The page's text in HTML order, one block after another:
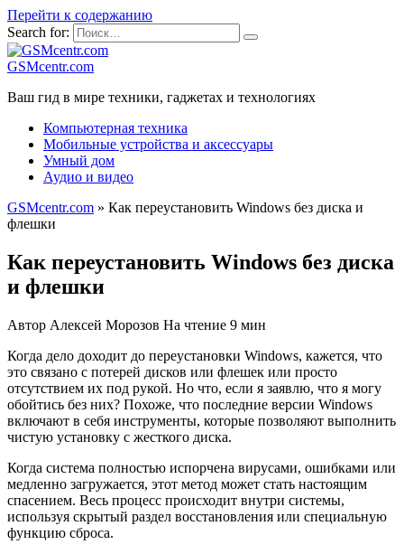
Перейти к содержанию
Search for:
GSMcentr.com
Ваш гид в мире техники, гаджетах и технологиях
Компьютерная техника
Мобильные устройства и аксессуары
Умный дом
Аудио и видео
GSMcentr.com » Как переустановить Windows без диска и
флешки
Как переустановить Windows без диска
и флешки
Автор Алексей Морозов На чтение 9 мин
Когда дело доходит до переустановки Windows, кажется, что
это связано с потерей дисков или флешек или просто
отсутствием их под рукой. Но что, если я заявлю, что я могу
обойтись без них? Похоже, что последние версии Windows
включают в себя инструменты, которые позволяют выполнить
чистую установку с жесткого диска.
Когда система полностью испорчена вирусами, ошибками или
медленно загружается, этот метод может стать настоящим
спасением. Весь процесс происходит внутри системы,
используя скрытый раздел восстановления или специальную
функцию сброса.